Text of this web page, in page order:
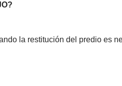
la restitución del predio es